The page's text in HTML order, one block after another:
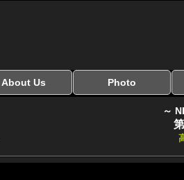
About Us Photo
～